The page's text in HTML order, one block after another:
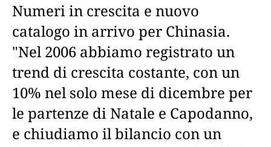
Numeri in crescita e nuovo
catalogo in arrivo per Chinasia.
"Nel 2006 abbiamo registrato un
trend di crescita costante, con un
10% nel solo mese di dicembre per
le partenze di Natale e Capodanno,
e chiudiamo il bilancio con un